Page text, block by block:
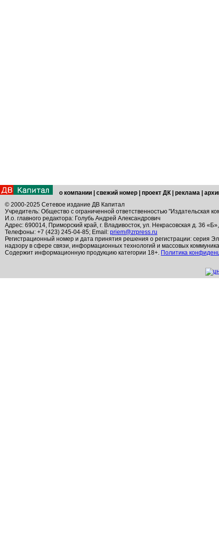
о компании свежий номер проект ДК реклама
© 2000-2025 Сетевое издание ДВ Капитал
Учредитель: Общество с ограниченной ответственностью "Издательская
И.о. главного редактора: Голубь Андрей Александрович
Адрес: 690014, Приморский край, г. Владивосток, ул. Некрасовская д. 36
Телефоны: +7 (423) 245-04-85; Email: priem@zrpress.ru
Регистрационный номер и дата принятия решения о регистрации: серия
надзору в сфере связи, информационных технологий и массовых
Содержит информационную продукцию категории 18+. Политика